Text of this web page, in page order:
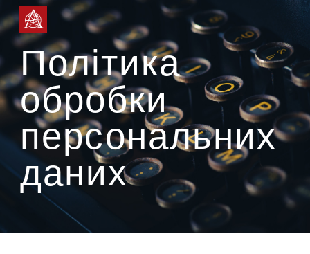
Skip to main content Skip to navigation
Політика
обробки
персональних
даних